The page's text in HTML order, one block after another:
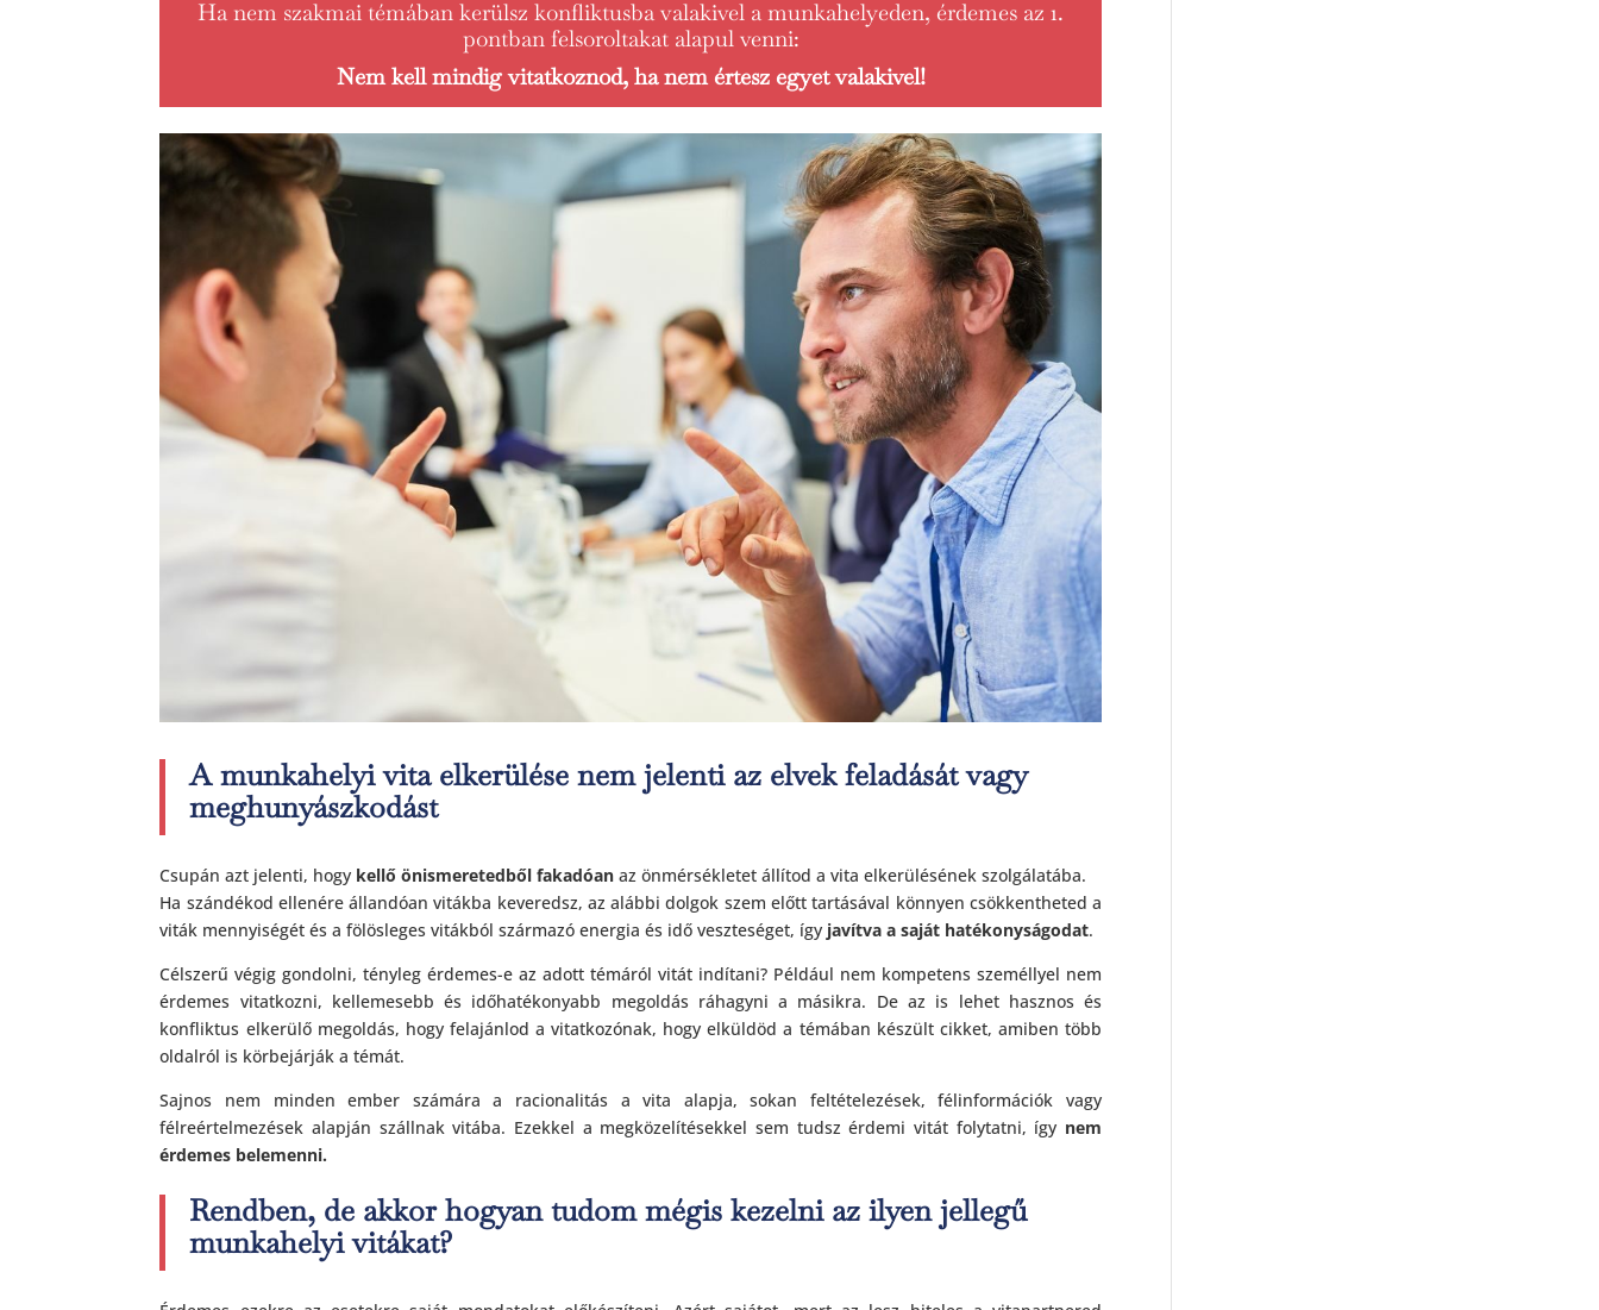
Ha nem szakmai témában kerülsz konfliktusba valakivel a munkahelyeden, érdemes az 1.
pontban felsoroltakat alapul venni:
Nem kell mindig vitatkoznod, ha nem értesz egyet valakivel!
A munkahelyi vita elkerülése nem jelenti az elvek feladását vagy
meghunyászkodást
Csupán azt jelenti, hogy kellő önismeretedből fakadóan az önmérsékletet állítod a vita elkerülésének szolgálatába.
Ha szándékod ellenére állandóan vitákba keveredsz, az alábbi dolgok szem előtt tartásával könnyen csökkentheted a
viták mennyiségét és a fölösleges vitákból származó energia és idő veszteséget, így javítva a saját hatékonyságodat.
Célszerű végig gondolni, tényleg érdemes-e az adott témáról vitát indítani? Például nem kompetens személlyel nem
érdemes vitatkozni, kellemesebb és időhatékonyabb megoldás ráhagyni a másikra. De az is lehet hasznos és
konfliktus elkerülő megoldás, hogy felajánlod a vitatkozónak, hogy elküldöd a témában készült cikket, amiben több
oldalról is körbejárják a témát.
Sajnos nem minden ember számára a racionalitás a vita alapja, sokan feltételezések, félinformációk vagy
félreértelmezések alapján szállnak vitába. Ezekkel a megközelítésekkel sem tudsz érdemi vitát folytatni, így nem
érdemes belemenni.
Rendben, de akkor hogyan tudom mégis kezelni az ilyen jellegű
munkahelyi vitákat?